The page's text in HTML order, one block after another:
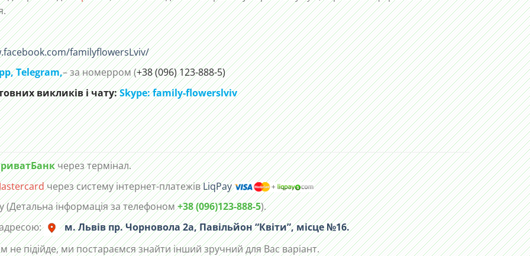
familyflowersLviv/
,Telegram,– за номерром (+38 (096) 123-888-5)
викликів і чату:Skype: family-flowerslviv
через термінал.
через систему інтернет-платежівLiqPay
(Детальна інформація за телефоном+38 (096)123-888-5).
адресою:
м. Львів пр. Чорновола 2а, Павільйон “Квіти”, місце №16.
не підійде, ми постараємся знайти інший зручний для Вас варіант.